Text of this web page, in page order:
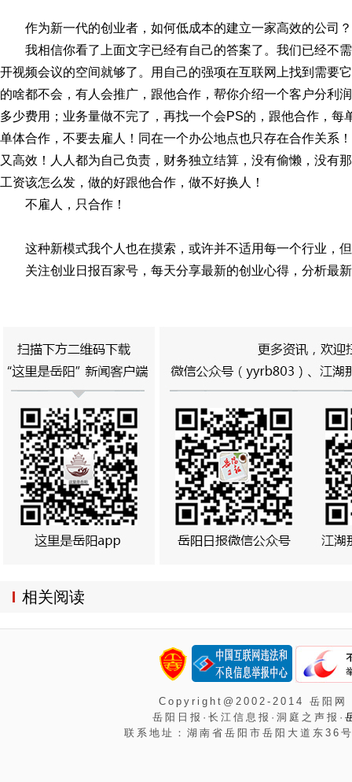
作为新一代的创业者，如何低成本的建立一家高效的公司？
我相信你看了上面文字已经有自己的答案了。我们已经不
开视频会议的空间就够了。用自己的强项在互联网上找到需要
的啥都不会，有人会推广，跟他合作，帮你介绍一个客户分利
多少费用；业务量做不完了，再找一个会PS的，跟他合作，
单体合作，不要去雇人！同在一个办公地点也只存在合作关系
又高效！人人都为自己负责，财务独立结算，没有偷懒，没有
工资该怎么发，做的好跟他合作，做不好换人！
不雇人，只合作！
这种新模式我个人也在摸索，或许并不适用每一个行业，
关注创业日报百家号，每天分享最新的创业心得，分析最
相关阅读
Copyright@2002-2014 岳阳
岳阳日报·长江信息报·洞庭之声报·
联系地址：湖南省岳阳市岳阳大道东